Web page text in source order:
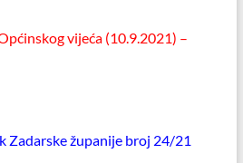
vijeća (10.9.2021) –
Zadarske županije broj 24/21